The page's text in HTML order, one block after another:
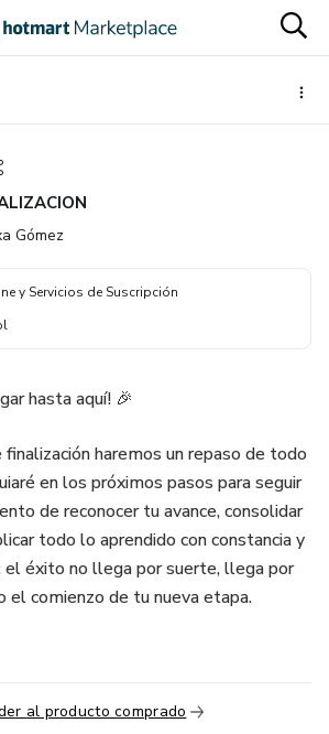
Gómez
y Servicios de Suscripción
hasta aquí! 🎉
haremos un repaso de todo
en los próximos pasos para seguir
de reconocer tu avance, consolidar
todo lo aprendido con constancia y
el éxito no llega por suerte, llega por
el comienzo de tu nueva etapa.
al producto comprado